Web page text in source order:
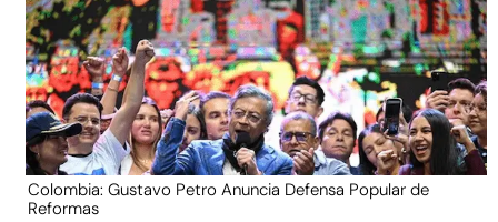
Colombia: Gustavo Petro Anuncia Defensa Popular de
Reformas